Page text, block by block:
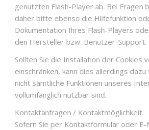
genutzten Flash-Player ab. Bei Fragen
daher bitte ebenso die Hilfefunktion
Dokumentation Ihres Flash-Players
den Hersteller bzw. Benutzer-Support.
Sollten Sie die Installation der Cookies
einschränken, kann dies allerdings
nicht sämtliche Funktionen unseres
vollumfänglich nutzbar sind.
Kontaktanfragen / Kontaktmöglichkeit
Sofern Sie per Kontaktformular oder E-